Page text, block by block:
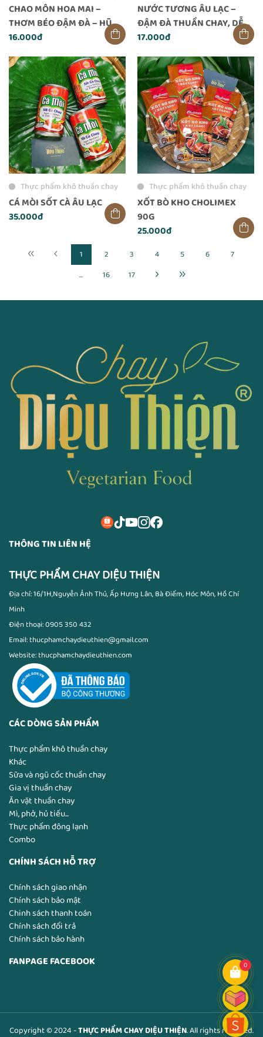
CHAO MÔN HOA MAI –
THƠM BÉO ĐẬM ĐÀ – HŨ
200G
16.000đ
NƯỚC TƯƠNG ÂU LẠC –
ĐẬM ĐÀ THUẦN CHAY, DỄ
PHA CHẾ VÀ NÊM NẾM
17.000đ
Thực phẩm khô thuần chay
CÁ MÒI SỐT CÀ ÂU LẠC
35.000đ
Thực phẩm khô thuần chay
XỐT BÒ KHO CHOLIMEX
90G
25.000đ
1 2 3 4 5 6
7
...
16 17
THÔNG TIN LIÊN HỆ
THỰC PHẨM CHAY DIỆU THIỆN
Địa chỉ: 16/1H,Nguyễn Ảnh Thủ, Ấp Hưng Lân, Bà Điểm, Hóc Môn, Hồ Chí
Minh
Điện thoại: 0905 350 432
Email: thucphamchaydieuthien@gmail.com
Website: thucphamchaydieuthien.com
CÁC DÒNG SẢN PHẨM
Thực phẩm khô thuần chay
Khác
Sữa và ngũ cốc thuần chay
Gia vị thuần chay
Ăn vặt thuần chay
Mì, phở, hủ tiếu...
Thực phẩm đông lạnh
Combo
CHÍNH SÁCH HỖ TRỢ
Chính sách giao nhận
Chính sách bảo mật
Chinh sách thanh toán
Chính sách đổi trả
Chính sách bảo hành
FANPAGE FACEBOOK
Copyright © 2024 -THỰC PHẨM CHAY DIỆU THIỆN. All rights reserved.
0